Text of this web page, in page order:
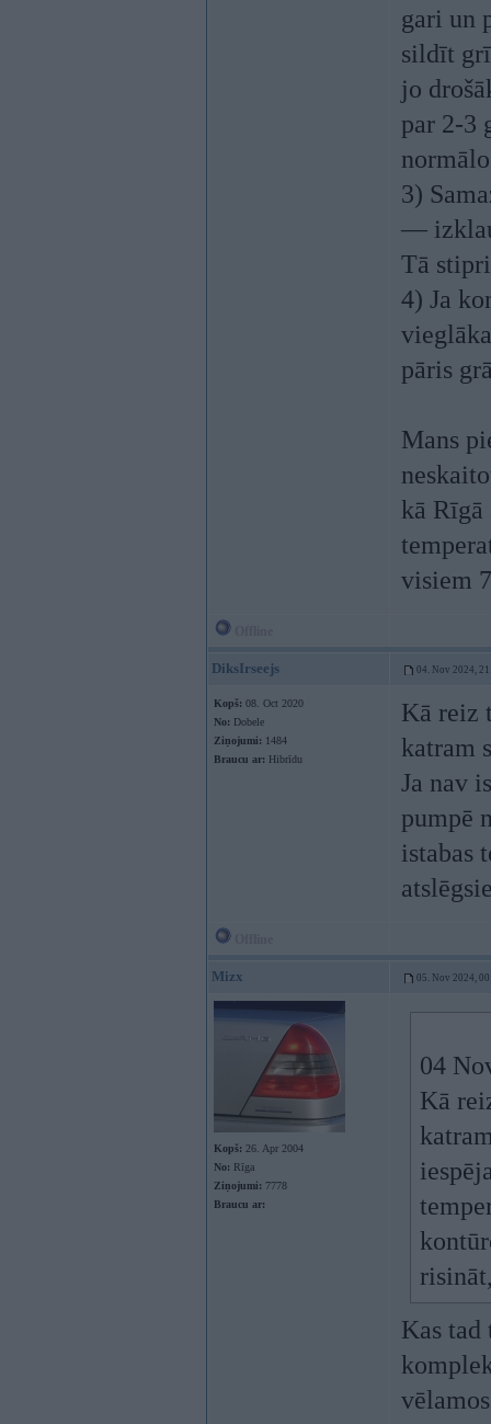
gari un
sildīt
jo
par 2-3
3)
—
Tā
4) Ja
pāris
Mans
kā Rīgā
visiem
DiksIrseejs 04. Nov 2024,
Kopš: 08. Oct 2020
No: Dobele
Ziņojumi: 1484
Braucu ar: Hibrīdu
Kā reiz
katram
Ja nav
pumpē
istabas
Mizx 05. Nov 2024,
Kopš: 26. Apr 2004
No: Rīga
Ziņojumi: 7778
Braucu ar:
04
Kā
Kas tad